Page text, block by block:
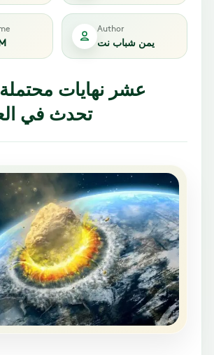
Author
يمن شباب نت
عشر نهايات
تحدث في